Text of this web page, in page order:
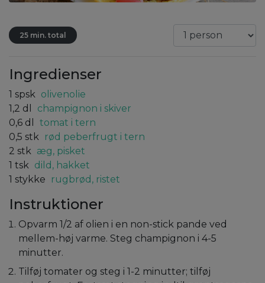
25 min. total
Ingredienser
1 spsk olivenolie
1,2 dl
champignon i skiver
0,6 dl
tomat i tern
0,5 stk rød peberfrugt i tern
2 stk æg, pisket
1 tsk dild, hakket
1 stykke rugbrød, ristet
Instruktioner
Opvarm 1/2 af olien i en non-stick pande ved
mellem-høj varme. Steg champignon i 4-5
minutter.
Tilføj tomater og steg i 1-2 minutter; tilføj